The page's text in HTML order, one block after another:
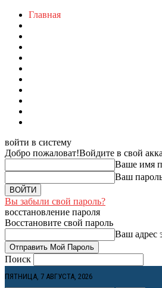
Главная
войти в систему
Добро пожаловат!Войдите в свой
Ваше имя
Ваш
Вы забыли свой пароль?
восстановление пароля
Восстановите свой пароль
Ваш адрес
Поиск
ПЯТНИЦА, 7 АВГУСТА, 2026